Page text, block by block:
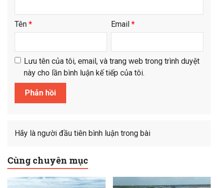
Tên * Email *
Lưu tên của tôi, email, và trang web trong trình duyệt
này cho lần bình luận kế tiếp của tôi.
Hãy là người đầu tiên bình luận trong bài
Cùng chuyên mục